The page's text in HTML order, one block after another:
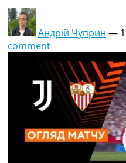
Андрій Чуприн —
comment